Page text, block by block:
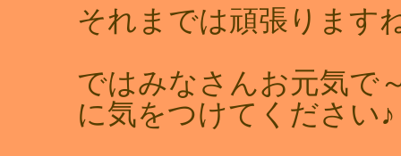
それまでは頑張ります
ではみなさんお元気で
に気をつけてください♪